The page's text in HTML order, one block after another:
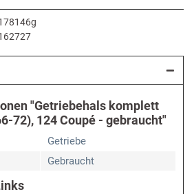
"Getriebehals komplett
72), 124 Coupé - gebraucht"
Getriebe
Gebraucht